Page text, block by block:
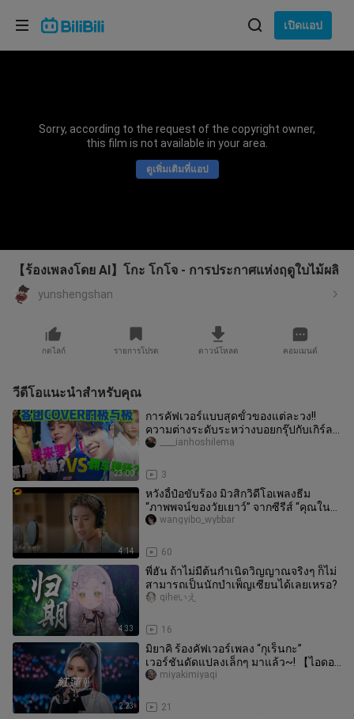
เปิดแอป
Sorry, according to the request of the copyright owner,
this film is not available in your area.
ดูเพิ่มเติมที่แอป
【ร้องเพลงโดย AI】โกะ โกโจ - การประกาศแห่งฤดูใบไม้ผลิ
yunshengshan
กดไลก์ รายการโปรด ดาวน์โหลด คอมเมนต์
วีดีโอแนะนำสำหรับคุณ
23:00
การคัฟเวอร์แบบสุดขั้วของแต่ละวง!!
ความต่างระดับระหว่างบอยกรุ๊ปกับเกิร์ล
กรุ๊กชัดเจนมาก??! เข้ามาพิสูจ
3
____ianhoshilema
4:14
หวังอี้ป๋อขับร้อง มิวสิกวิดีโอเพลงธีม
“ภาพพจน์ของวัยเยาว์” จากซีรีส์ “คุณใน
วัย 28 ปี” ถ่ายทอดเสียงแห
60
wangyibo_wybbar
4:33
พี่ฮัน ถ้าไม่มีต้นกำเนิดวิญญาณจริงๆ ก็ไม่
สามารถเป็นนักบำเพ็ญเซียนได้เลยเหรอ?
16
qiheいえ
2:23
มิยาคิ ร้องคัฟเวอร์เพลง “กุเร็นกะ”
เวอร์ชันดัดแปลงเล็กๆ มาแล้ว~! 【ไอดอล
เอไอ】
21
miyakimiyaqi
เลือกภาษา